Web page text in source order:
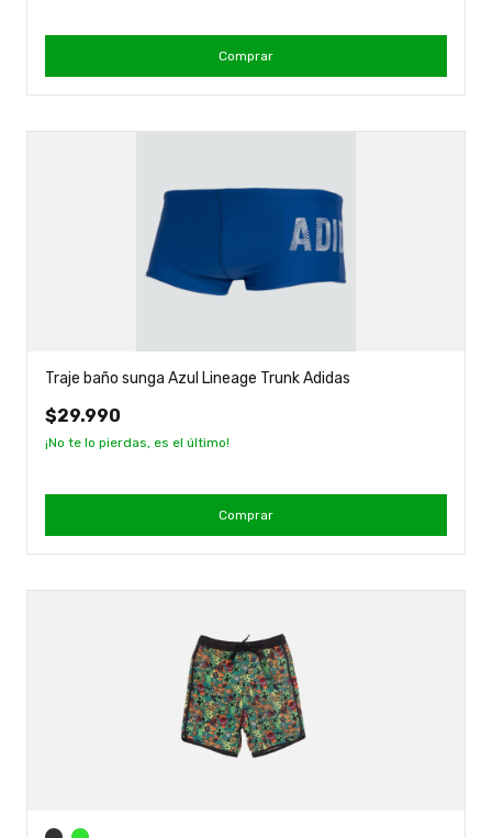
Comprar
Traje baño sunga Azul Lineage Trunk Adidas
$29.990
¡No te lo pierdas, es el último!
Comprar